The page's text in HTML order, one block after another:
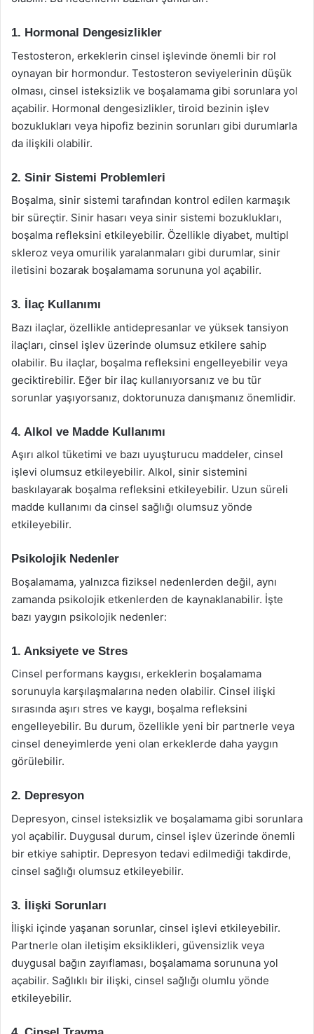
1. Hormonal Dengesizlikler
Testosteron, erkeklerin cinsel işlevinde önemli bir rol
oynayan bir hormondur. Testosteron seviyelerinin düşük
olması, cinsel isteksizlik ve boşalamama gibi sorunlara yol
açabilir. Hormonal dengesizlikler, tiroid bezinin işlev
bozuklukları veya hipofiz bezinin sorunları gibi durumlarla
da ilişkili olabilir.
2. Sinir Sistemi Problemleri
Boşalma, sinir sistemi tarafından kontrol edilen karmaşık
bir süreçtir. Sinir hasarı veya sinir sistemi bozuklukları,
boşalma refleksini etkileyebilir. Özellikle diyabet, multipl
skleroz veya omurilik yaralanmaları gibi durumlar, sinir
iletisini bozarak boşalamama sorununa yol açabilir.
3. İlaç Kullanımı
Bazı ilaçlar, özellikle antidepresanlar ve yüksek tansiyon
ilaçları, cinsel işlev üzerinde olumsuz etkilere sahip
olabilir. Bu ilaçlar, boşalma refleksini engelleyebilir veya
geciktirebilir. Eğer bir ilaç kullanıyorsanız ve bu tür
sorunlar yaşıyorsanız, doktorunuza danışmanız önemlidir.
4. Alkol ve Madde Kullanımı
Aşırı alkol tüketimi ve bazı uyuşturucu maddeler, cinsel
işlevi olumsuz etkileyebilir. Alkol, sinir sistemini
baskılayarak boşalma refleksini etkileyebilir. Uzun süreli
madde kullanımı da cinsel sağlığı olumsuz yönde
etkileyebilir.
Psikolojik Nedenler
Boşalamama, yalnızca fiziksel nedenlerden değil, aynı
zamanda psikolojik etkenlerden de kaynaklanabilir. İşte
bazı yaygın psikolojik nedenler:
1. Anksiyete ve Stres
Cinsel performans kaygısı, erkeklerin boşalamama
sorunuyla karşılaşmalarına neden olabilir. Cinsel ilişki
sırasında aşırı stres ve kaygı, boşalma refleksini
engelleyebilir. Bu durum, özellikle yeni bir partnerle veya
cinsel deneyimlerde yeni olan erkeklerde daha yaygın
görülebilir.
2. Depresyon
Depresyon, cinsel isteksizlik ve boşalamama gibi sorunlara
yol açabilir. Duygusal durum, cinsel işlev üzerinde önemli
bir etkiye sahiptir. Depresyon tedavi edilmediği takdirde,
cinsel sağlığı olumsuz etkileyebilir.
3. İlişki Sorunları
İlişki içinde yaşanan sorunlar, cinsel işlevi etkileyebilir.
Partnerle olan iletişim eksiklikleri, güvensizlik veya
duygusal bağın zayıflaması, boşalamama sorununa yol
açabilir. Sağlıklı bir ilişki, cinsel sağlığı olumlu yönde
etkileyebilir.